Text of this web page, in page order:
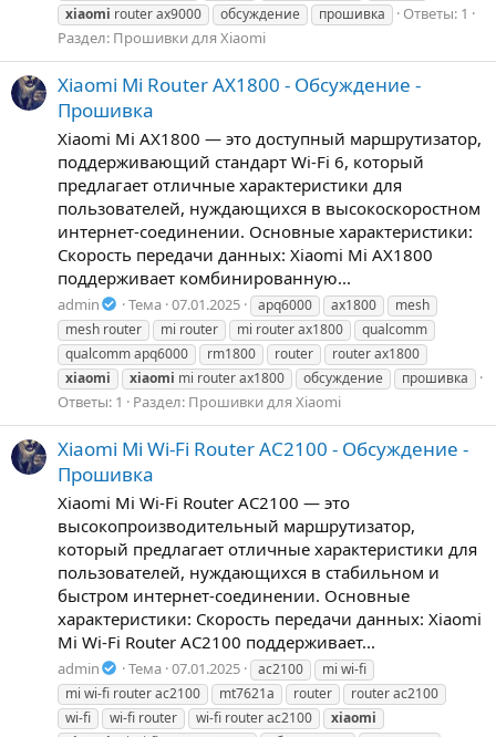
xiaomi router ax9000 обсуждение прошивка
Ответы: 1
Раздел: Прошивки для Xiaomi
Xiaomi Mi Router AX1800 - Обсуждение -
Прошивка
Xiaomi Mi AX1800 — это доступный маршрутизатор,
поддерживающий стандарт Wi-Fi 6, который
предлагает отличные характеристики для
пользователей, нуждающихся в высокоскоростном
интернет-соединении. Основные характеристики:
Скорость передачи данных: Xiaomi Mi AX1800
поддерживает комбинированную...
admin Тема 07.01.2025 apq6000 ax1800
mesh
mesh router
mi router mi router ax1800
qualcomm
qualcomm apq6000
rm1800 router
router ax1800
xiaomi
xiaomi mi router ax1800 обсуждение прошивка
Ответы: 1 Раздел: Прошивки для Xiaomi
Xiaomi Mi Wi-Fi Router AC2100 - Обсуждение -
Прошивка
Xiaomi Mi Wi-Fi Router AC2100 — это
высокопроизводительный маршрутизатор,
который предлагает отличные характеристики для
пользователей, нуждающихся в стабильном и
быстром интернет-соединении. Основные
характеристики: Скорость передачи данных: Xiaomi
Mi Wi-Fi Router AC2100 поддерживает...
admin Тема 07.01.2025 ac2100
mi wi-fi
mi wi-fi router ac2100
mt7621a router
router ac2100
wi-fi
wi-fi router wi-fi router ac2100
xiaomi